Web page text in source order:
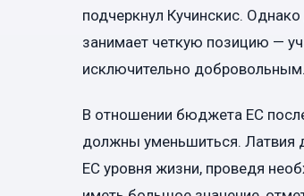
подчеркнул Кучинскис.
занимает четкую позицию —
исключительно добровольным.
В отношении бюджета ЕС
должны уменьшиться. Латвия
ЕС уровня жизни, проведя